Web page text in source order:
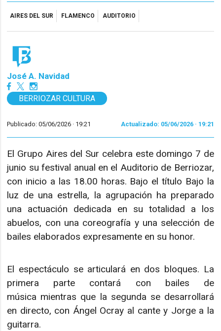
AIRES DEL SUR FLAMENCO AUDITORIO
José A. Navidad
BERRIOZAR CULTURA
Publicado: 05/06/2026 · 19:21 Actualizado: 05/06/2026 · 19:21
El Grupo Aires del Sur celebra este domingo 7 de
junio su festival anual en el Auditorio de Berriozar,
con inicio a las 18.00 horas. Bajo el título Bajo la
luz de una estrella, la agrupación ha preparado
una actuación dedicada en su totalidad a los
abuelos, con una coreografía y una selección de
bailes elaborados expresamente en su honor.
El espectáculo se articulará en dos bloques. La
primera parte contará con bailes de
música mientras que la segunda se desarrollará
en directo, con Ángel Ocray al cante y Jorge a la
guitarra.